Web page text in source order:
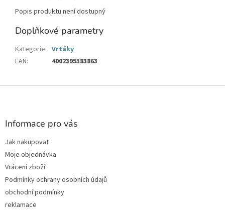
Popis produktu není dostupný
Doplňkové parametry
Kategorie: Vrtáky
EAN: 4002395383863
Z
Informace pro vás
Jak nakupovat
Moje objednávka
Vrácení zboží
Podmínky ochrany osobních údajů
obchodní podmínky
reklamace